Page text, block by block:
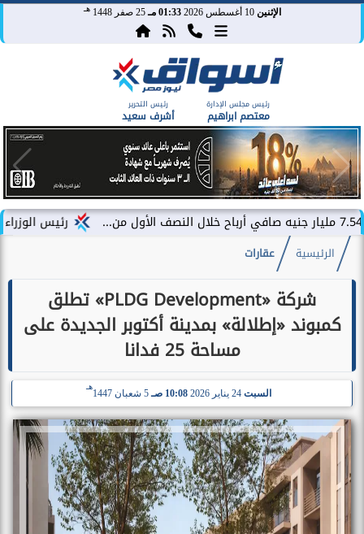
الإثنين 10 أغسطس 2026 01:33 مـ 25 صفر 1448 هـ
رئيس مجلس الإدارة
معتصم ابراهيم
رئيس التحرير
أشرف سعيد
رئيس الوزراء يتفقد محطة
الرئيسية عقارات
شركة «PLDG Development» تطلق
كمبوند «إطلالة» بمدينة أكتوبر الجديدة على
مساحة 25 فدانا
السبت 10:08 صـ 5 شعبان 1447
هـ